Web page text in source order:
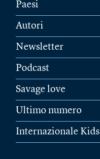
Paesi
Autori
Newsletter
Podcast
Savage love
Ultimo numero
Internazionale Kids